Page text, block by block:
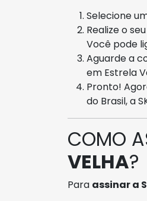
Selecione
Realize o
Você pode
Aguarde a
em Estrela
Pronto!
do Brasil, a
COMO
VELHA?
Para assinar a